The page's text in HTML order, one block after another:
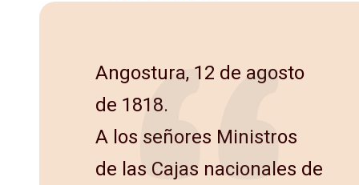
Angostura, 12 de agosto
de 1818.
A los señores Ministros
de las Cajas nacionales de